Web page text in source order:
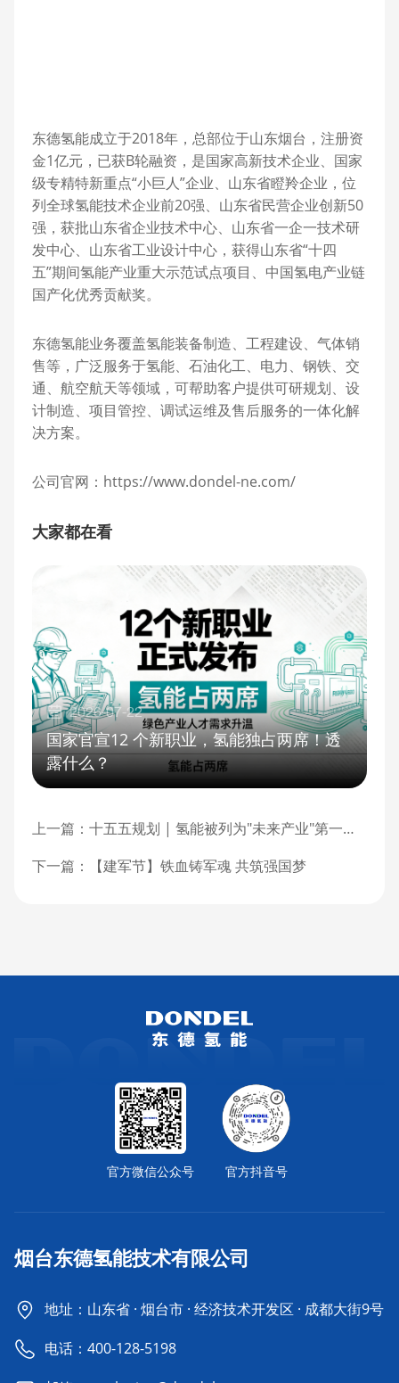
东德氢能成立于2018年，总部位于山东烟台，注册资
金1亿元，已获B轮融资，是国家高新技术企业、国家
级专精特新重点“小巨人”企业、山东省瞪羚企业，位
列全球氢能技术企业前20强、山东省民营企业创新50
强，获批山东省企业技术中心、山东省一企一技术研
发中心、山东省工业设计中心，获得山东省“十四
五”期间氢能产业重大示范试点项目、中国氢电产业链
国产化优秀贡献奖。
东德氢能业务覆盖氢能装备制造、工程建设、气体销
售等，广泛服务于氢能、石油化工、电力、钢铁、交
通、航空航天等领域，可帮助客户提供可研规划、设
计制造、项目管控、调试运维及售后服务的一体化解
决方案。
公司官网：https://www.dondel-ne.com/
大家都在看
2026-07-22
国家官宣12 个新职业，氢能独占两席！透
露什么？
上一篇：
十五五规划 | 氢能被列为"未来产业"第一梯队，东德氢能全产业链成落地范本
下一篇：
【建军节】铁血铸军魂 共筑强国梦
官方微信公众号 官方抖音号
烟台东德氢能技术有限公司
地址：山东省 · 烟台市 · 经济技术开发区 · 成都大街9号
电话： 400-128-5198